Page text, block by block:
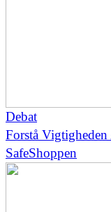
Debat
Forstå
SafeShoppen